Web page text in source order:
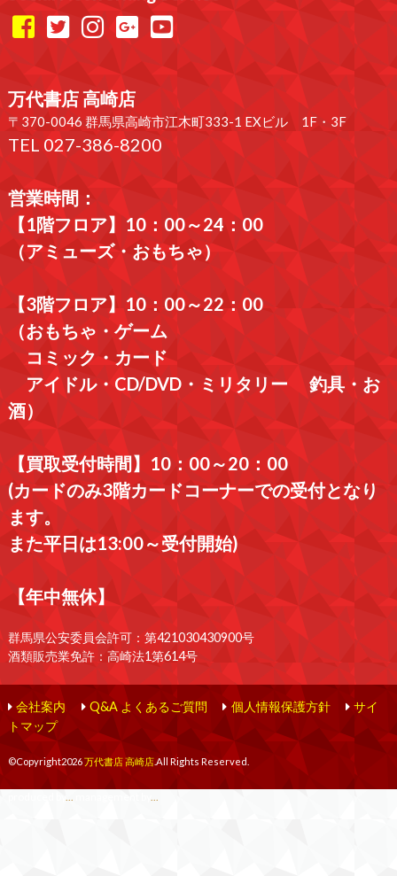
万代書店 高崎店
〒370-0046 群馬県高崎市江木町333-1 EXビル 1F・3F
TEL 027-386-8200
営業時間：
【1階フロア】10：00～24：00
（アミューズ・おもちゃ）
【3階フロア】10：00～22：00
（おもちゃ・ゲーム
コミック・カード
アイドル・CD/DVD・ミリタリー 釣具・お
酒）
【買取受付時間】10：00～20：00
(カードのみ3階カードコーナーでの受付となり
ます。
また平日は13:00～受付開始)
【年中無休】
群馬県公安委員会許可：第421030430900号
酒類販売業免許：高崎法1第614号
会社案内 Q&A よくあるご質問 個人情報保護方針
サイ
トマップ
©Copyright2026万代書店 高崎店.All Rights Reserved.